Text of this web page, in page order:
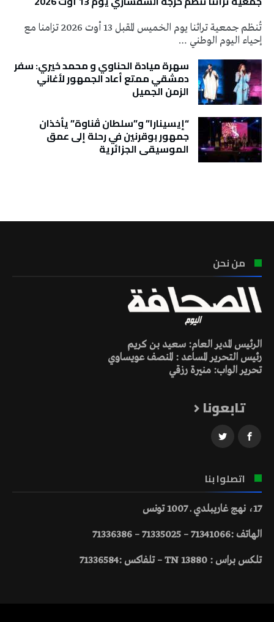
تُنظم جمعية تراثنا يوم الخميس المقبل 13 أوت 2026 تزامنا مع
إحياء اليوم الوطني …
سهرة ميادة الحناوي و محمد خيري: سفر
دمشقي ممتع أعاد الجمهور لأغاني
الزمن الجميل
“إيسينارا” و”سلطان ڤناوة” يأخذان
جمهور بوقرنين في رحلة إلى عمق
الموسيقى الجزائرية
من نحن
الرئيس المدير العام: سعيد بن كريم
رئيس التحرير المساعد : المنصف عويساوي
تحرير الواب: منيرة رزقي
تابعونا
اتصلوا بنا
17، نهج غاريبلدي ـ 1007 تونس
الهاتف :71341066 – 71335025 – 71336386
تلكس براس : 13880 TN – تلفاكس :71336584